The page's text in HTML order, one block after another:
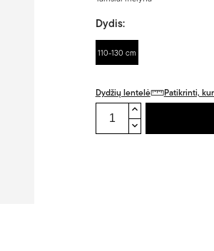
Dydis:
110-130 cm
Dydžių lentelė Patikrinti,